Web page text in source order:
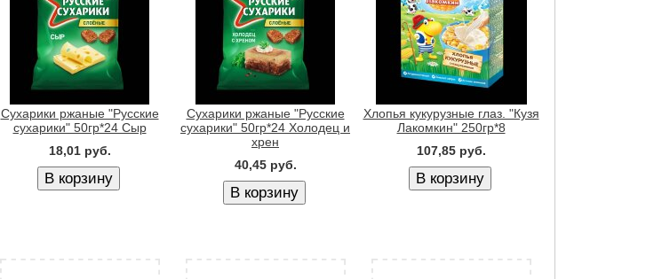
Сухарики ржаные "Русские
сухарики" 50гр*24 Сыр
18,01 руб.
Сухарики ржаные "Русские
сухарики" 50гр*24 Холодец и
хрен
40,45 руб.
Хлопья кукурузные глаз. "Кузя
Лакомкин" 250гр*8
107,85 руб.